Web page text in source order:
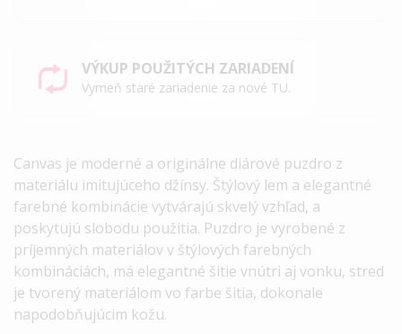
VÝKUP POUŽITÝCH ZARIADENÍ
Vymeň staré zariadenie za nové TU.
Canvas je moderné a originálne diárové puzdro z
materiálu imitujúceho džínsy. Štýlový lem a elegantné
farebné kombinácie vytvárajú skvelý vzhľad, a
poskytujú slobodu použitia. Puzdro je vyrobené z
príjemných materiálov v štýlových farebných
kombináciách, má elegantné šitie vnútri aj vonku, stred
je tvorený materiálom vo farbe šitia, dokonale
napodobňujúcim kožu.